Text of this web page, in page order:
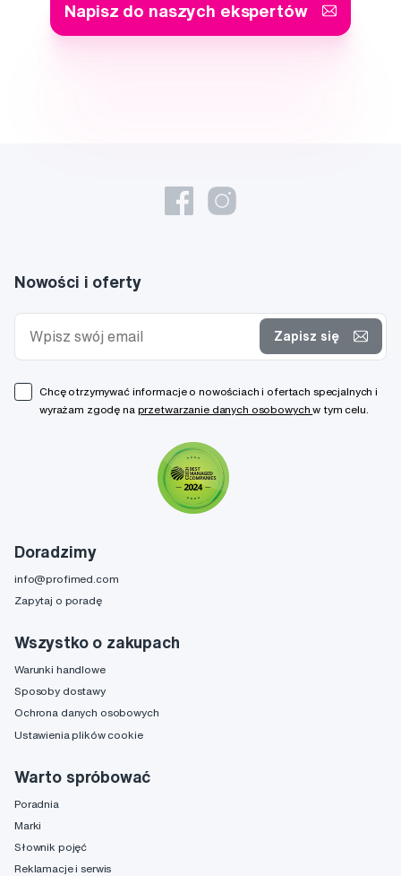
Napisz do naszych ekspertów
Doradzimy
info@profimed.com
Zapytaj o poradę
Wszystko o zakupach
Warunki handlowe
Sposoby dostawy
Ochrona danych osobowych
Ustawienia plików cookie
Warto spróbować
Poradnia
Marki
Słownik pojęć
Reklamacje i serwis
Nowości i oferty
Zapisz się
Chcę otrzymywać informacje o nowościach i ofertach specjalnych i
wyrażam zgodę na przetwarzanie danych osobowychw tym celu.